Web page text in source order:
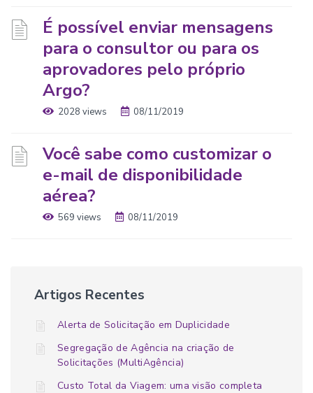
É possível enviar mensagens
para o consultor ou para os
aprovadores pelo próprio
Argo?
2028 views 08/11/2019
Você sabe como customizar o
e-mail de disponibilidade
aérea?
569 views 08/11/2019
Artigos Recentes
Alerta de Solicitação em Duplicidade
Segregação de Agência na criação de
Solicitações (MultiAgência)
Custo Total da Viagem: uma visão completa